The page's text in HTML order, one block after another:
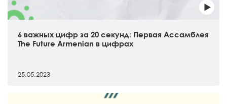
6 важных цифр за 20 секунд: Первая Ассамблея
The Future Armenian в цифрах
25.05.2023